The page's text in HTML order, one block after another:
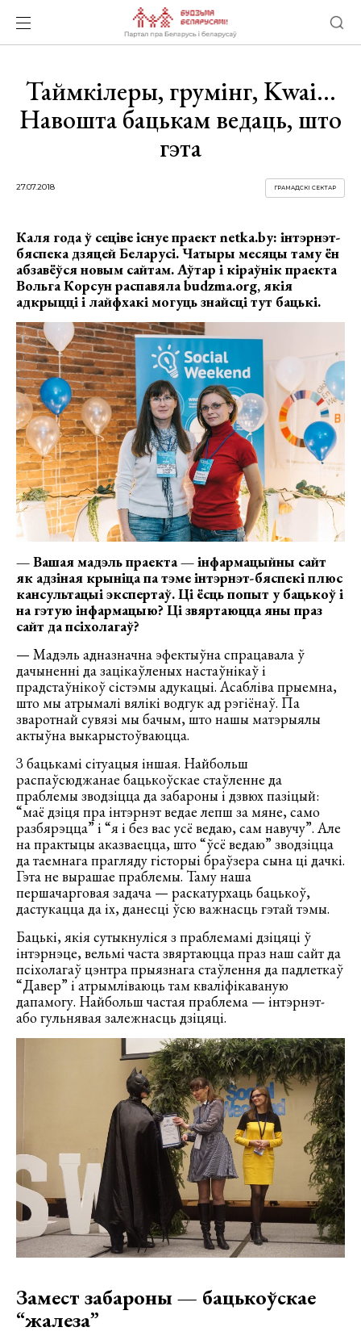
Таймкілеры, грумінг, Kwai…
Навошта бацькам ведаць, што
гэта
27.07.2018 ГРАМАДСКІ СЕКТАР
Каля года ў сеціве існуе праект netka.by: інтэрнэт-
бяспека дзяцей Беларусі. Чатыры месяцы таму ён
абзавёўся новым сайтам. Аўтар і кіраўнік праекта
Вольга Корсун распавяла budzma.org, якія
адкрыццi і лайфхакі могуць знайсці тут бацькі.
— Вашая мадэль праекта — інфармацыйны сайт
як адзіная крыніца па тэме інтэрнэт-бяспекі плюс
кансультацыі экспертаў. Ці ёсць попыт у бацькоў і
на гэтую інфармацыю? Ці звяртаюцца яны праз
сайт да псіхолагаў?
— Мадэль адназначна эфектыўна спрацавала ў
дачыненні да зацікаўленых настаўнікаў і
прадстаўнікоў сістэмы адукацыі. Асабліва прыемна,
што мы атрымалі вялікі водгук ад рэгіёнаў. Па
зваротнай сувязі мы бачым, што нашы матэрыялы
актыўна выкарыстоўваюцца.
З бацькамі сітуацыя іншая. Найбольш
распаўсюджанае бацькоўскае стаўленне да
праблемы зводзіцца да забароны і дзвюх пазіцый:
“маё дзіця пра інтэрнэт ведае лепш за мяне, само
разбярэцца” і “я і без вас усё ведаю, сам навучу”. Але
на практыцы аказваецца, што “ўсё ведаю” зводзіцца
да таемнага прагляду гісторыі браўзера сына ці дачкі.
Гэта не вырашае праблемы. Таму наша
першачарговая задача — раскатурхаць бацькоў,
дастукацца да іх, данесці ўсю важнасць гэтай тэмы.
Бацькі, якія сутыкнуліся з праблемамі дзіцяці ў
інтэрнэце, вельмі часта звяртаюцца праз наш сайт да
псіхолагаў цэнтра прыязнага стаўлення да падлеткаў
“Давер” і атрымліваюць там кваліфікаваную
дапамогу. Найбольш частая праблема — інтэрнэт-
або гульнявая залежнасць дзіцяці.
Замест забароны — бацькоўскае
“жалеза”